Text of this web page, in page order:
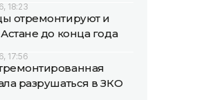
18:23
отремонтируют и
до конца года
17:56
разрушаться в ЗКО